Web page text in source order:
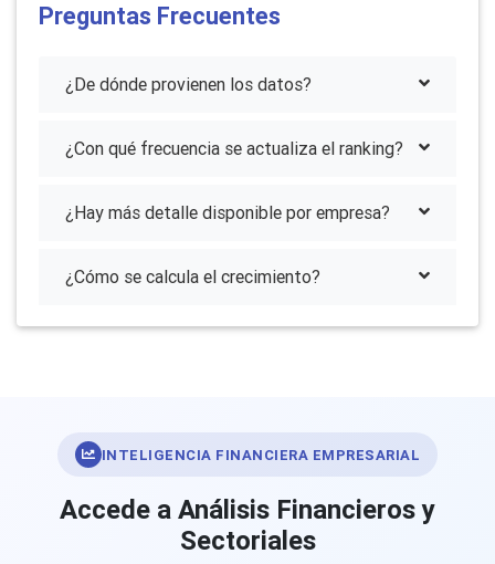
Preguntas Frecuentes
¿De dónde provienen los datos?
¿Con qué frecuencia se actualiza el ranking?
¿Hay más detalle disponible por empresa?
¿Cómo se calcula el crecimiento?
INTELIGENCIA FINANCIERA EMPRESARIAL
Accede a Análisis Financieros y
Sectoriales